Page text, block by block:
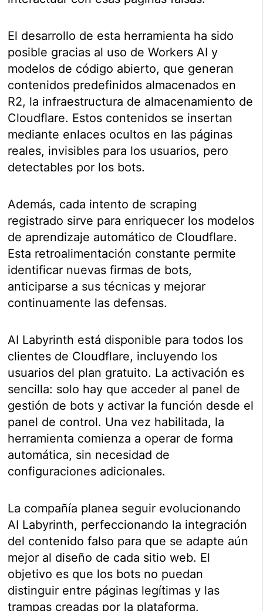
El desarrollo de esta herramienta ha sido
posible gracias al uso de Workers AI y
modelos de código abierto, que generan
contenidos predefinidos almacenados en
R2, la infraestructura de almacenamiento de
Cloudflare. Estos contenidos se insertan
mediante enlaces ocultos en las páginas
reales, invisibles para los usuarios, pero
detectables por los bots.
Además, cada intento de scraping
registrado sirve para enriquecer los modelos
de aprendizaje automático de Cloudflare.
Esta retroalimentación constante permite
identificar nuevas firmas de bots,
anticiparse a sus técnicas y mejorar
continuamente las defensas.
AI Labyrinth está disponible para todos los
clientes de Cloudflare, incluyendo los
usuarios del plan gratuito. La activación es
sencilla: solo hay que acceder al panel de
gestión de bots y activar la función desde el
panel de control. Una vez habilitada, la
herramienta comienza a operar de forma
automática, sin necesidad de
configuraciones adicionales.
La compañía planea seguir evolucionando
AI Labyrinth, perfeccionando la integración
del contenido falso para que se adapte aún
mejor al diseño de cada sitio web. El
objetivo es que los bots no puedan
distinguir entre páginas legítimas y las
trampas creadas por la plataforma.